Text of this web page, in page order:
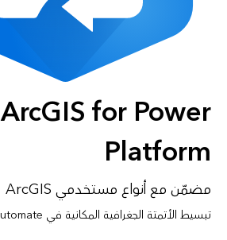
ArcGIS for Power
Platform
مضمّن مع أنواع مستخدمي ArcGIS
تبسيط الأتمتة الجغرافية المكانية في Power Automate